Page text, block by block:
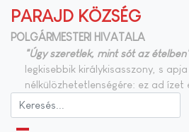
PARAJD KÖZSÉG
POLGÁRMESTERI HIVATALA
"Úgy szeretlek, mint sót az
legkisebbik királykisasszony, s
nélkülözhetetlenségére: ez ad ízet